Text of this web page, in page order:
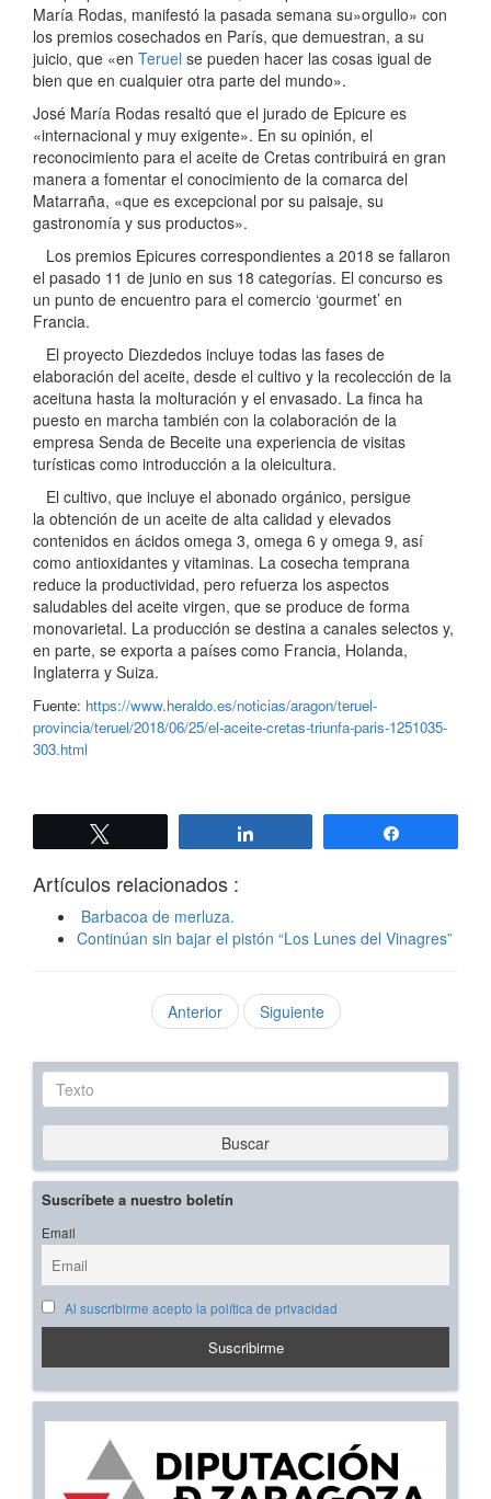
María Rodas, manifestó la pasada semana su»orgullo» con
los premios cosechados en París, que demuestran, a su
juicio, que «en Teruel se pueden hacer las cosas igual de
bien que en cualquier otra parte del mundo».
José María Rodas resaltó que el jurado de Epicure es
«internacional y muy exigente». En su opinión, el
reconocimiento para el aceite de Cretas contribuirá en gran
manera a fomentar el conocimiento de la comarca del
Matarraña, «que es excepcional por su paisaje, su
gastronomía y sus productos».
Los premios Epicures correspondientes a 2018 se fallaron
el pasado 11 de junio en sus 18 categorías. El concurso es
un punto de encuentro para el comercio ‘gourmet’ en
Francia.
El proyecto Diezdedos incluye todas las fases de
elaboración del aceite, desde el cultivo y la recolección de la
aceituna hasta la molturación y el envasado. La finca ha
puesto en marcha también con la colaboración de la
empresa Senda de Beceite una experiencia de visitas
turísticas como introducción a la oleicultura.
El cultivo, que incluye el abonado orgánico, persigue
la obtención de un aceite de alta calidad y elevados
contenidos en ácidos omega 3, omega 6 y omega 9, así
como antioxidantes y vitaminas. La cosecha temprana
reduce la productividad, pero refuerza los aspectos
saludables del aceite virgen, que se produce de forma
monovarietal. La producción se destina a canales selectos y,
en parte, se exporta a países como Francia, Holanda,
Inglaterra y Suiza.
Fuente: https://www.heraldo.es/noticias/aragon/teruel-
provincia/teruel/2018/06/25/el-aceite-cretas-triunfa-paris-1251035-
303.html
Artículos relacionados :
Barbacoa de merluza.
Continúan sin bajar el pistón “Los Lunes del Vinagres”
Anterior Siguiente
Texto
Buscar
Suscríbete a nuestro boletín
Email
Al suscribirme acepto la política de privacidad